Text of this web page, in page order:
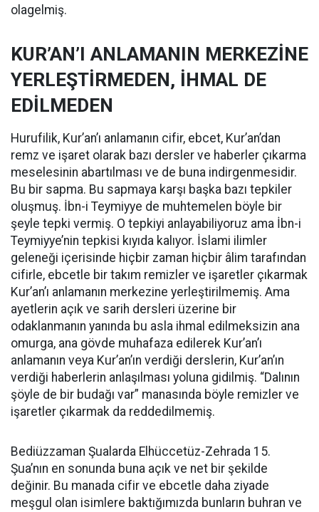
olagelmiş.
KUR’AN’I ANLAMANIN MERKEZİNE
YERLEŞTİRMEDEN, İHMAL DE
EDİLMEDEN
Hurufilik, Kur’an’ı anlamanın cifir, ebcet, Kur’an’dan
remz ve işaret olarak bazı dersler ve haberler çıkarma
meselesinin abartılması ve de buna indirgenmesidir.
Bu bir sapma. Bu sapmaya karşı başka bazı tepkiler
oluşmuş. İbn-i Teymiyye de muhtemelen böyle bir
şeyle tepki vermiş. O tepkiyi anlayabiliyoruz ama İbn-i
Teymiyye’nin tepkisi kıyıda kalıyor. İslami ilimler
geleneği içerisinde hiçbir zaman hiçbir âlim tarafından
cifirle, ebcetle bir takım remizler ve işaretler çıkarmak
Kur’an’ı anlamanın merkezine yerleştirilmemiş. Ama
ayetlerin açık ve sarih dersleri üzerine bir
odaklanmanın yanında bu asla ihmal edilmeksizin ana
omurga, ana gövde muhafaza edilerek Kur’an’ı
anlamanın veya Kur’an’ın verdiği derslerin, Kur’an’ın
verdiği haberlerin anlaşılması yoluna gidilmiş. “Dalının
şöyle de bir budağı var” manasında böyle remizler ve
işaretler çıkarmak da reddedilmemiş.
Bediüzzaman Şualarda Elhüccetüz-Zehrada 15.
Şua’nın en sonunda buna açık ve net bir şekilde
değinir. Bu manada cifir ve ebcetle daha ziyade
meşgul olan isimlere baktığımızda bunların buhran ve